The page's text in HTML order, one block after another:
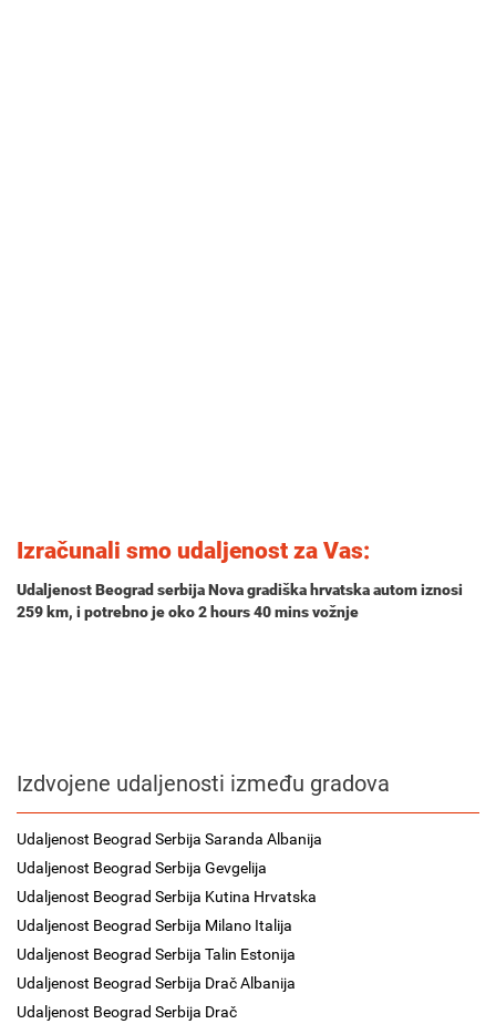
Izračunali smo udaljenost za Vas:
Udaljenost Beograd serbija Nova gradiška hrvatska autom iznosi
259 km, i potrebno je oko2 hours 40 minsvožnje
Izdvojene udaljenosti između gradova
Udaljenost Beograd Serbija Saranda Albanija
Udaljenost Beograd Serbija Gevgelija
Udaljenost Beograd Serbija Kutina Hrvatska
Udaljenost Beograd Serbija Milano Italija
Udaljenost Beograd Serbija Talin Estonija
Udaljenost Beograd Serbija Drač Albanija
Udaljenost Beograd Serbija Drač